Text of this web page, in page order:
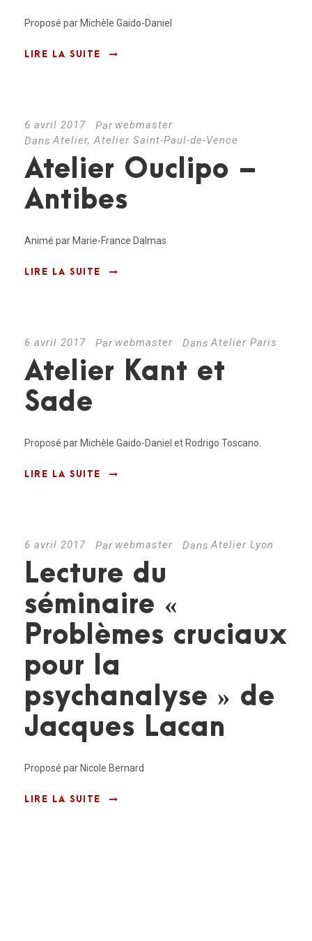
Proposé par Michèle Gaido-Daniel
LIRE LA SUITE
6 avril 2017 Par webmaster
Dans Atelier, Atelier Saint-Paul-de-Vence
Atelier Ouclipo –
Antibes
Animé par Marie-France Dalmas
LIRE LA SUITE
6 avril 2017 Par webmaster Dans Atelier Paris
Atelier Kant et
Sade
Proposé par Michèle Gaido-Daniel et Rodrigo Toscano.
LIRE LA SUITE
6 avril 2017 Par webmaster Dans Atelier Lyon
Lecture du
séminaire «
Problèmes cruciaux
pour la
psychanalyse » de
Jacques Lacan
Proposé par Nicole Bernard
LIRE LA SUITE